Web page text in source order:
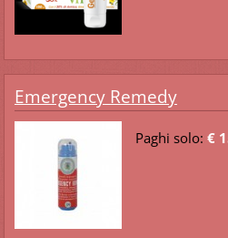
Emergency Remedy
Paghi solo: €